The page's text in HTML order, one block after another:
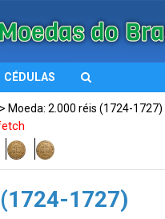
CÉDULAS
> Moeda: 2.000 réis (1724-1727)
1727)